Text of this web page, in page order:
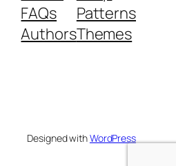
FAQs
Authors
Patterns
Themes
Designed withWordPress